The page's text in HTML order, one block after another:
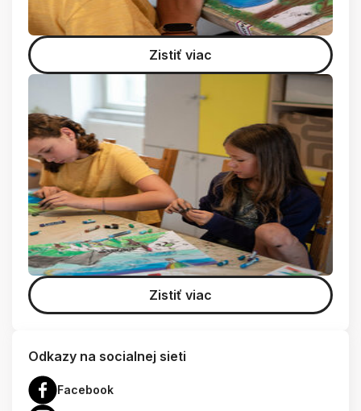
Zistiť viac
Zistiť viac
Odkazy na socialnej sieti
Facebook